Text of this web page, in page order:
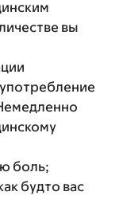
вы
боль;
будто вас